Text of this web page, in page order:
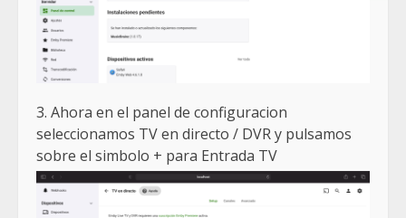
3. Ahora en el panel de configuracion
seleccionamos TV en directo / DVR y pulsamos
sobre el simbolo + para Entrada TV